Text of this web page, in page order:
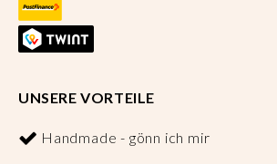
UNSERE VORTEILE
Handmade - gönn ich mir